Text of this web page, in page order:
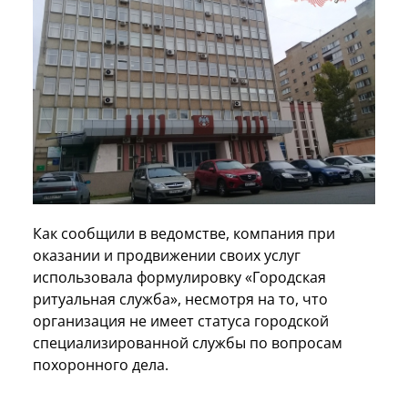
Как сообщили в ведомстве, компания при
оказании и продвижении своих услуг
использовала формулировку «Городская
ритуальная служба», несмотря на то, что
организация не имеет статуса городской
специализированной службы по вопросам
похоронного дела.